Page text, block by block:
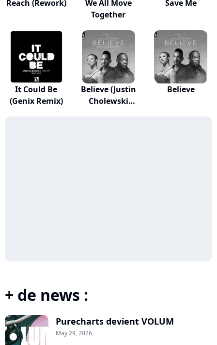
Reach (Rework)
We All Move
Together
Save Me
It Could Be
(Genix Remix)
Believe (Justin
Cholewski
Believe
+ de news :
Purecharts devient VOLUM
May 29, 2026